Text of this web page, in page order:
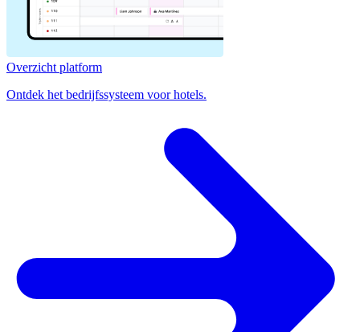
Overzicht platform
Ontdek het bedrijfssysteem voor hotels.